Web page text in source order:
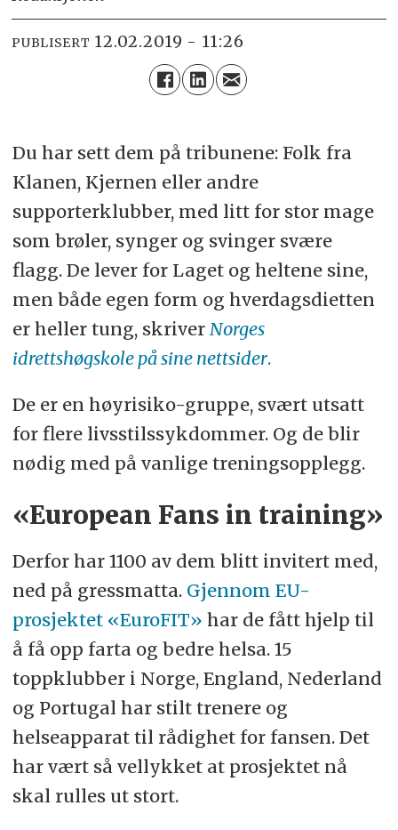
PUBLISERT 12.02.2019 - 11:26
Du har sett dem på tribunene: Folk fra
Klanen, Kjernen eller andre
supporterklubber, med litt for stor mage
som brøler, synger og svinger svære
flagg. De lever for Laget og heltene sine,
men både egen form og hverdagsdietten
er heller tung, skriver Norges
idrettshøgskole på sine nettsider.
De er en høyrisiko-gruppe, svært utsatt
for flere livsstilssykdommer. Og de blir
nødig med på vanlige treningsopplegg.
«European Fans in training»
Derfor har 1100 av dem blitt invitert med,
ned på gressmatta. Gjennom EU-
prosjektet «EuroFIT» har de fått hjelp til
å få opp farta og bedre helsa. 15
toppklubber i Norge, England, Nederland
og Portugal har stilt trenere og
helseapparat til rådighet for fansen. Det
har vært så vellykket at prosjektet nå
skal rulles ut stort.